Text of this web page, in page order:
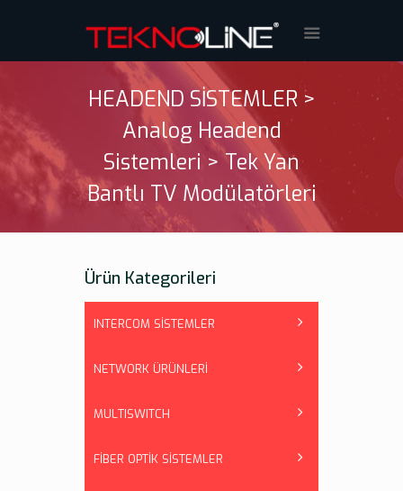
HEADEND SİSTEMLER >
Analog Headend
Sistemleri > Tek Yan
Bantlı TV Modülatörleri
Ürün Kategorileri
INTERCOM SİSTEMLER
NETWORK ÜRÜNLERİ
MULTISWITCH
FİBER OPTİK SİSTEMLER